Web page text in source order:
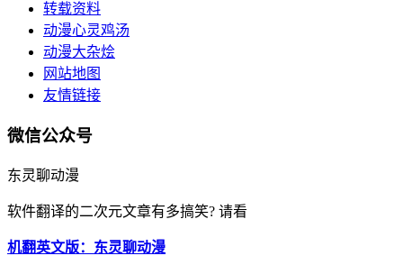
转载资料
动漫心灵鸡汤
动漫大杂烩
网站地图
友情链接
微信公众号
东灵聊动漫
软件翻译的二次元文章有多搞笑? 请看
机翻英文版：东灵聊动漫